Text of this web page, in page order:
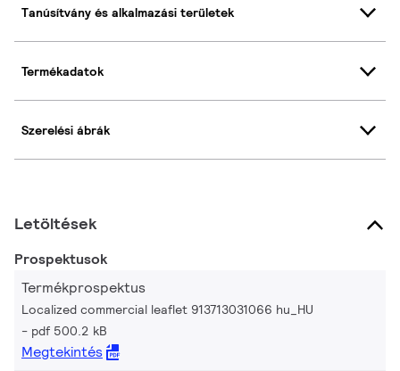
Tanúsítvány és alkalmazási területek
Termékadatok
Szerelési ábrák
Letöltések
Prospektusok
Termékprospektus
Localized commercial leaflet 913713031066 hu_HU
pdf 500.2 kB
Megtekintés